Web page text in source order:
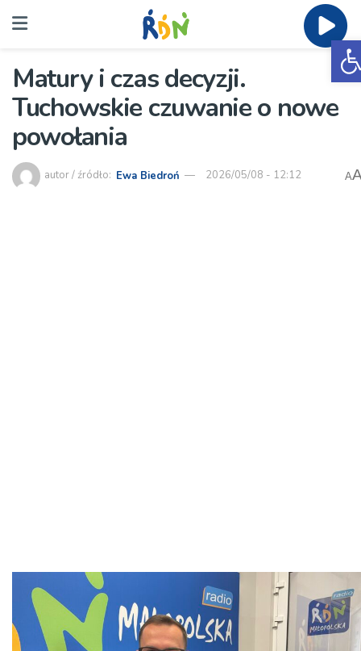
Matury i czas decyzji.
Tuchowskie czuwanie o nowe
powołania
autor / źródło: Ewa Biedroń 2026/05/08 - 12:12 A